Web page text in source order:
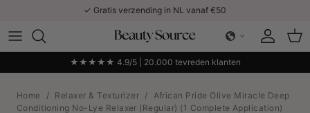
✓ Gratis verzending in NL vanaf €50
Account
★★★★★ 4.9/5 | 20.000 tevreden klanten
Home / Relaxer & Texturizer / African Pride Olive Miracle Deep
Conditioning No-Lye Relaxer (Regular) (1 Complete Application)